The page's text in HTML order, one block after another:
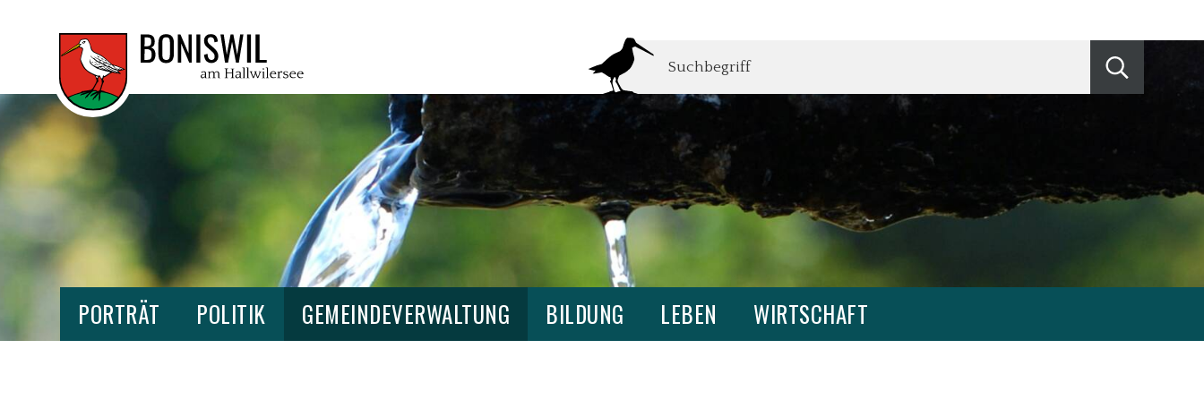
NAVIGIEREN IN BONISWIL
SCHNELLNAVIGATION Suchbegriff
Suche
HAUPTNAVIGATION BONISWIL
PORTRÄT POLITIK GEMEINDEVERWALTUNG BILDUNG LEBEN WIRTSCHAFT